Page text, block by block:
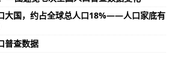
大国，约占全球总人口18%——人口家底有
普查数据